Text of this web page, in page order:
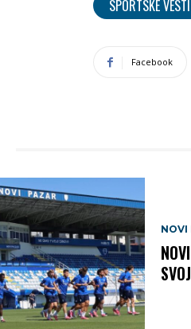
SPORTSKE VESTI
Facebook
NOVI